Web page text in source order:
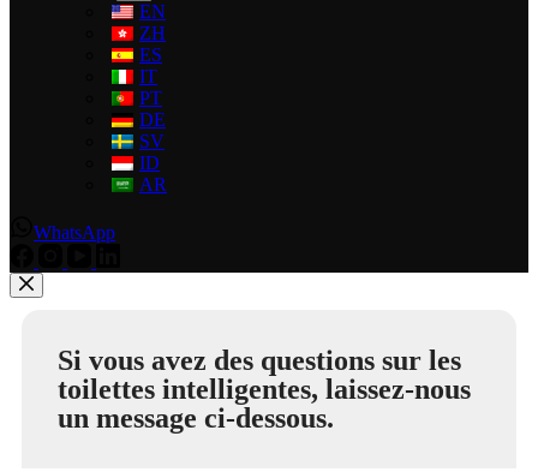
EN
ZH
ES
IT
PT
DE
SV
ID
AR
WhatsApp
Si vous avez des questions sur les
toilettes intelligentes, laissez-nous
un message ci-dessous.